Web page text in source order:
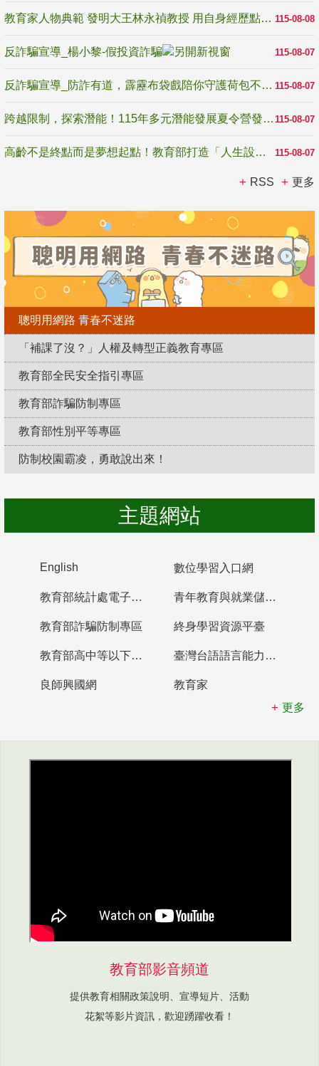
115-08-08
教育家人物典範 發明大王林永禎教授 用自身經歷點亮學生的路
115-08-07
反詐騙宣導_楊小黎-假投資詐騙
115-08-07
反詐騙宣導_防詐有道，霹靂布袋戲陪你守護荷包不受騙
115-08-07
跨越限制，探索潛能！115年多元潛能發展夏令營發掘生命無限可能
115-08-07
高齡不是終點而是夢想起點！教育部打造「人生設計夢工場」 參展第3屆高齡健康產業博覽會
RSS 更多
聰明用網路 青春不迷路
「補課了沒？」人權及轉型正義教育專區
教育部全民安全指引專區
教育部詐騙防制專區
教育部性別平等專區
防制校園霸凌，勇敢說出來！
主題網站
English 數位學習入口網
教育部統計處電子書櫃 青年教育與就業儲蓄帳戶
教育部詐騙防制專區 終身學習資源平臺
教育部高中等以下學校及幼兒園教師資格檢定考試 臺灣台語語言能力認證網站
良師興國網
教育家
更多
教育部影音頻道
提供教育相關政策說明、宣導短片、活動
花絮等影片資訊，歡迎踴躍收看！